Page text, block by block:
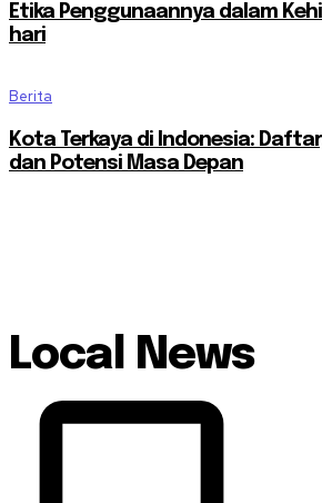
Etika Penggunaannya dalam
hari
Berita
Kota Terkaya di Indonesia:
dan Potensi Masa Depan
Local News